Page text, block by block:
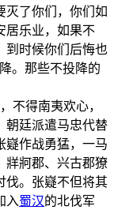
灭了你们，你们如
居乐业，如果不
到时候你们后悔也
。那些不投降的
不得南夷欢心，
朝廷派遣马忠代替
嶷作战勇猛，一马
牂牁郡、兴古郡獠
伐。张嶷不但将其
入蜀汉的北伐军